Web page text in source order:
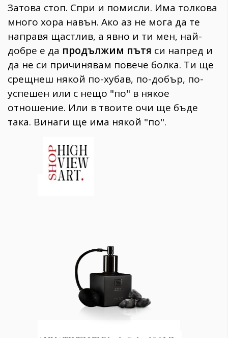
Затова стоп. Спри и помисли. Има толкова
много хора навън. Ако аз не мога да те
направя щастлив, а явно и ти мен, най-
добре е да продължим пътя си напред и
да не си причинявам повече болка. Ти ще
срещнеш някой по-хубав, по-добър, по-
успешен или с нещо "по" в някое
отношение. Или в твоите очи ще бъде
така. Винаги ще има някой "по".